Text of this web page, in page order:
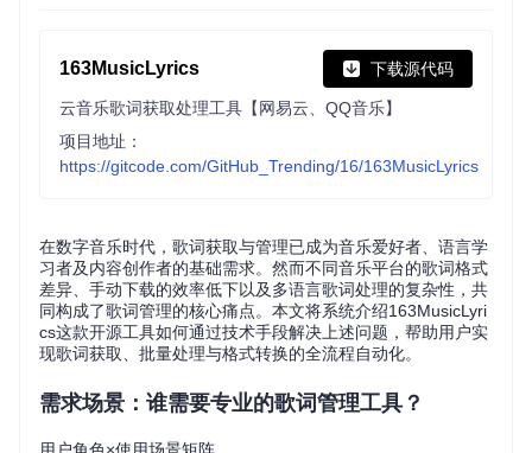
163MusicLyrics 下载源代码
云音乐歌词获取处理工具【网易云、QQ音乐】
项目地址：
https://gitcode.com/GitHub_Trending/16/163MusicLyrics
在数字音乐时代，歌词获取与管理已成为音乐爱好者、语言学
习者及内容创作者的基础需求。然而不同音乐平台的歌词格式
差异、手动下载的效率低下以及多语言歌词处理的复杂性，共
同构成了歌词管理的核心痛点。本文将系统介绍163MusicLyri
cs这款开源工具如何通过技术手段解决上述问题，帮助用户实
现歌词获取、批量处理与格式转换的全流程自动化。
需求场景：谁需要专业的歌词管理工具？